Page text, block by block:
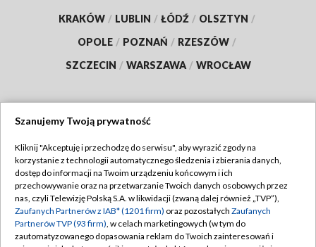
KRAKÓW / LUBLIN / ŁÓDŹ / OLSZTYN /
OPOLE / POZNAŃ / RZESZÓW /
SZCZECIN / WARSZAWA / WROCŁAW
TVP
Abonament TVP
Emisja w TVP
Centrum informacji TVP
Regulamin TVP
Polityka prywatności
Moje zgody
Szanujemy Twoją prywatność
Kliknij "Akceptuję i przechodzę do serwisu", aby wyrazić zgody na
korzystanie z technologii automatycznego śledzenia i zbierania danych,
dostęp do informacji na Twoim urządzeniu końcowym i ich
przechowywanie oraz na przetwarzanie Twoich danych osobowych przez
nas, czyli Telewizję Polską S.A. w likwidacji (zwaną dalej również „TVP”),
Zaufanych Partnerów z IAB* (1201 firm) oraz pozostałych Zaufanych
Partnerów TVP (93 firm), w celach marketingowych (w tym do
zautomatyzowanego dopasowania reklam do Twoich zainteresowań i